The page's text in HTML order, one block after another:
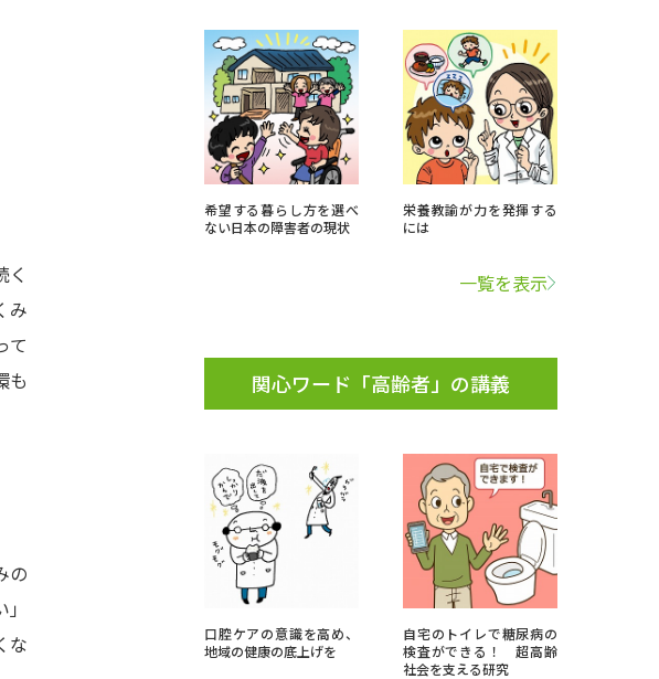
小学校教員資格認定試験
大学検索
や特徴を調べる
科特集
集
スタート号特集ページ（高3生用）
索
実施プログラムから探す
ト特集
く
み
て
も
の
な
希望する暮らし方を選べ
ない日本の障害者の現状
栄養教諭が力を発揮する
には
一覧を表示
関心ワード「高齢者」の講義
口腔ケアの意識を高め、
地域の健康の底上げを
自宅のトイレで糖尿病の
検査ができる！ 超高齢
社会を支える研究